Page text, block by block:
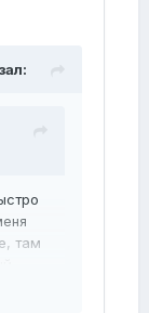
там
15-